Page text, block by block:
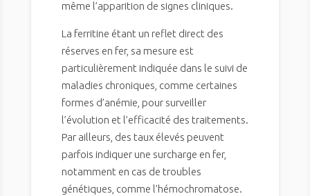
même l’apparition de signes cliniques.
La ferritine étant un reflet direct des
réserves en fer, sa mesure est
particulièrement indiquée dans le suivi de
maladies chroniques, comme certaines
formes d’anémie, pour surveiller
l’évolution et l’efficacité des traitements.
Par ailleurs, des taux élevés peuvent
parfois indiquer une surcharge en fer,
notamment en cas de troubles
génétiques, comme l’hémochromatose.